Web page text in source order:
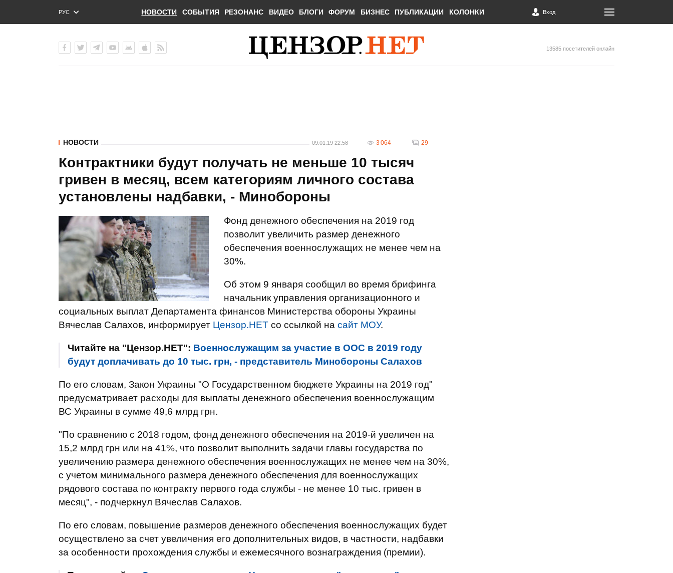
РУС
ENG
НОВОСТИ СОБЫТИЯ РЕЗОНАНС ВИДЕО БЛОГИ ФОРУМ БИЗНЕС ПУБЛИКАЦИИ КОЛОНКИ Вход
13585 посетителей онлайн
НОВОСТИ 09.01.19 22:58 3 064 29
Контрактники будут получать не меньше 10 тысяч
гривен в месяц, всем категориям личного состава
установлены надбавки, - Минобороны
Фонд денежного обеспечения на 2019 год
позволит увеличить размер денежного
обеспечения военнослужащих не менее чем на
30%.
Об этом 9 января сообщил во время брифинга
начальник управления организационного и
социальных выплат Департамента финансов Министерства обороны Украины
Вячеслав Салахов, информирует Цензор.НЕТ со ссылкой на сайт МОУ.
Читайте на "Цензор.НЕТ": Военнослужащим за участие в ООС в 2019 году
будут доплачивать до 10 тыс. грн, - представитель Минобороны Салахов
По его словам, Закон Украины "О Государственном бюджете Украины на 2019 год"
предусматривает расходы для выплаты денежного обеспечения военнослужащим
ВС Украины в сумме 49,6 млрд грн.
"По сравнению с 2018 годом, фонд денежного обеспечения на 2019-й увеличен на
15,2 млрд грн или на 41%, что позволит выполнить задачи главы государства по
увеличению размера денежного обеспечения военнослужащих не менее чем на 30%,
с учетом минимального размера денежного обеспечения для военнослужащих
рядового состава по контракту первого года службы - не менее 10 тыс. гривен в
месяц", - подчеркнул Вячеслав Салахов.
По его словам, повышение размеров денежного обеспечения военнослужащих будет
осуществлено за счет увеличения его дополнительных видов, в частности, надбавки
за особенности прохождения службы и ежемесячного вознаграждения (премии).